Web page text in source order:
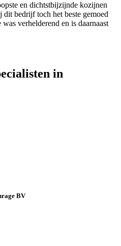
en dichtstbijzijnde kozijnen
bedrijf toch het beste gemoed
verhelderend en is daarnaast
in
BV